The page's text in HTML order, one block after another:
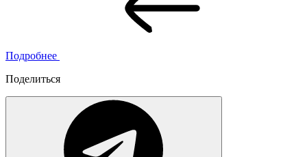
Подробнее
Поделиться